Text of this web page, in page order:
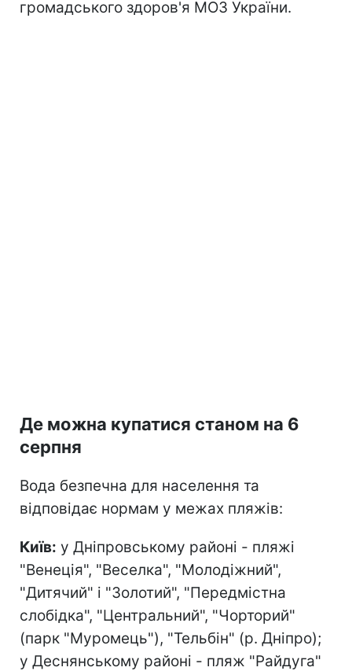
громадського здоров'я МОЗ України.
Де можна купатися станом на 6
серпня
Вода безпечна для населення та
відповідає нормам у межах пляжів:
Київ: у Дніпровському районі - пляжі
"Венеція", "Веселка", "Молодіжний",
"Дитячий" і "Золотий", "Передмістна
слобідка", "Центральний", "Чорторий"
(парк "Муромець"), "Тельбін" (р. Дніпро);
у Деснянському районі - пляж "Райдуга"